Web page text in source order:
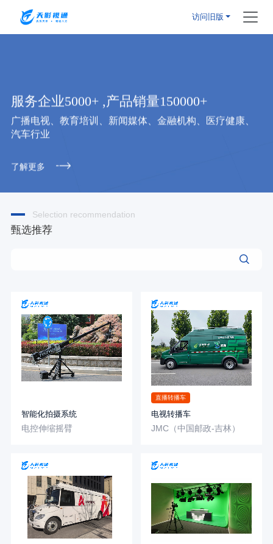
访问旧版
服务企业5000+ ,产品销量150000+
广播电视、教育培训、新闻媒体、金融机构、医疗健康、
汽车行业
了解更多
Selection recommendation
甄选推荐
智能化拍摄系统
电控伸缩摇臂
直播转播车
电视转播车
JMC（中国邮政-吉林）